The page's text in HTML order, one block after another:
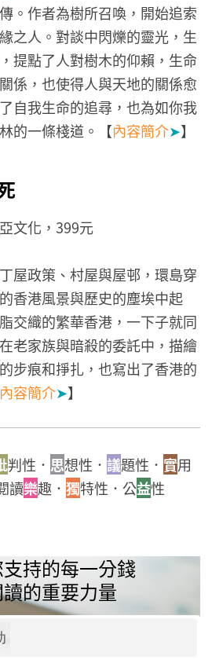
。作者為樹所召喚，開始追索
之人。對談中閃爍的靈光，生
提點了人對樹木的仰賴，生命
係，也使得人與天地的關係愈
自我生命的追尋，也為如你我
的一條棧道。【內容簡介➤】
文化，399元
屋政策、村屋與屋邨，環島穿
香港風景與歷史的塵埃中起
交織的繁華香港，一下子就同
老家族與暗殺的委託中，描繪
步痕和掙扎，也寫出了香港的
內容簡介➤】
判性． 思想性． 議題性． 實用
讀樂趣． 獨特性．公益性
持的每一分錢
的重要力量